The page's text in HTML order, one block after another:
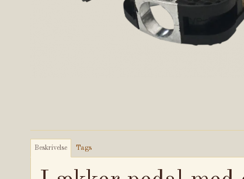
Beskrivelse Tags